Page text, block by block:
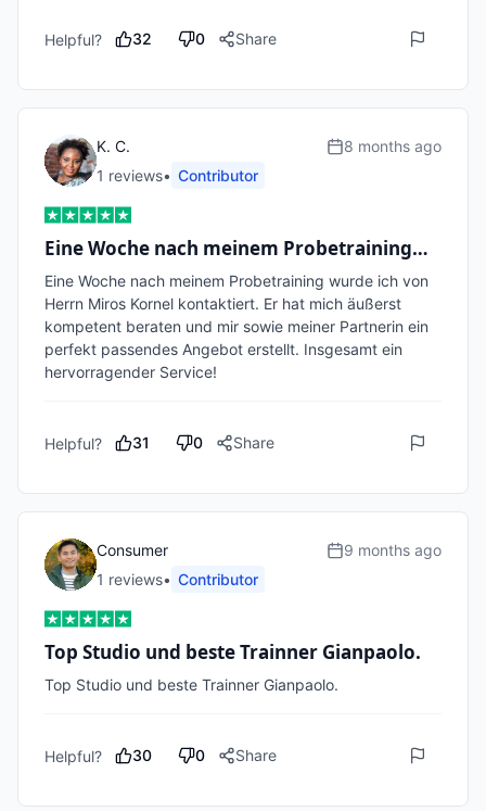
Helpful? 32 0 Share
K. C.
1 reviews• Contributor
8 months ago
Eine Woche nach meinem Probetraining…
Eine Woche nach meinem Probetraining wurde ich von
Herrn Miros Kornel kontaktiert. Er hat mich äußerst
kompetent beraten und mir sowie meiner Partnerin ein
perfekt passendes Angebot erstellt. Insgesamt ein
Helpful? 31 0 Share
Consumer
1 reviews• Contributor
9 months ago
Top Studio und beste Trainner Gianpaolo.
Top Studio und beste Trainner Gianpaolo.
Helpful? 30 0 Share